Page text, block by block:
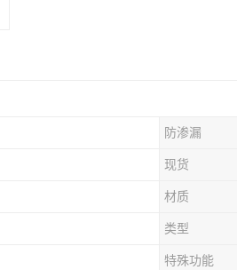
防渗漏
现货
材质
类型
特殊功能